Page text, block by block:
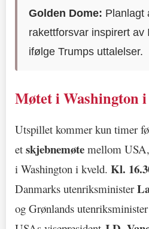
Golden Dome: Planlagt
rakettforsvar inspirert av
ifølge Trumps uttalelser.
Møtet i Washington
Utspillet kommer kun timer
et skjebnemøte mellom
i Washington i kveld. Kl.
Danmarks utenriksminister
og Grønlands utenriksminister